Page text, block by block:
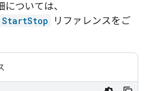
ついては、
リファレンスをご